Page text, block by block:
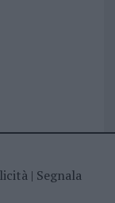
| Segnala